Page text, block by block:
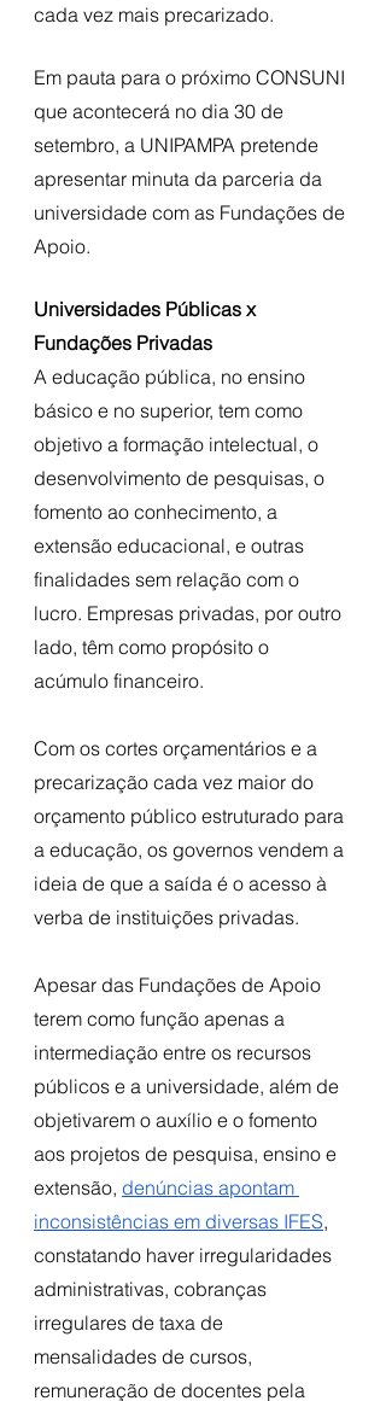
cada vez mais precarizado.
Em pauta para o próximo CONSUNI
que acontecerá no dia 30 de
setembro, a UNIPAMPA pretende
apresentar minuta da parceria da
universidade com as Fundações de
Apoio.
Universidades Públicas x
Fundações Privadas
A educação pública, no ensino
básico e no superior, tem como
objetivo a formação intelectual, o
desenvolvimento de pesquisas, o
fomento ao conhecimento, a
extensão educacional, e outras
finalidades sem relação com o
lucro. Empresas privadas, por outro
lado, têm como propósito o
acúmulo financeiro.
Com os cortes orçamentários e a
precarização cada vez maior do
orçamento público estruturado para
a educação, os governos vendem a
ideia de que a saída é o acesso à
verba de instituições privadas.
Apesar das Fundações de Apoio
terem como função apenas a
intermediação entre os recursos
públicos e a universidade, além de
objetivarem o auxílio e o fomento
aos projetos de pesquisa, ensino e
extensão, denúncias apontam
inconsistências em diversas IFES,
constatando haver irregularidades
administrativas, cobranças
irregulares de taxa de
mensalidades de cursos,
remuneração de docentes pela